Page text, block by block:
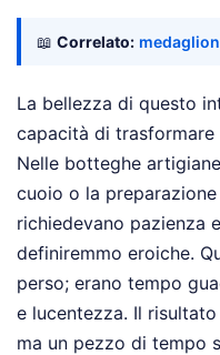
📖 Correlato:
La bellezza di questo
capacità di
Nelle botteghe
cuoio o la
richiedevano pazienza
definiremmo eroiche.
perso; erano tempo
e lucentezza. Il
ma un pezzo di tempo